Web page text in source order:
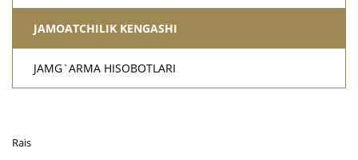
JAMOATCHILIK KENGASHI
JAMG`ARMA HISOBOTLARI
Rais